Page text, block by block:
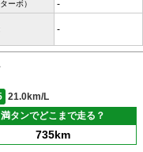
ーボ） -
-
21.0km/L
満タンでどこまで走る？
735km